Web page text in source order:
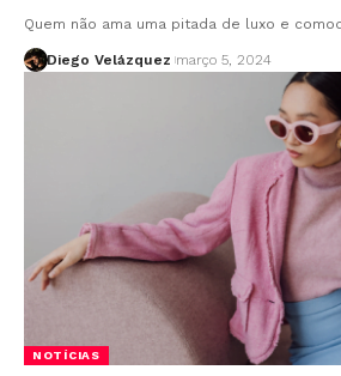
Quem não ama uma pitada de luxo e
Diego Velázquez março 5, 2024
NOTÍCIAS